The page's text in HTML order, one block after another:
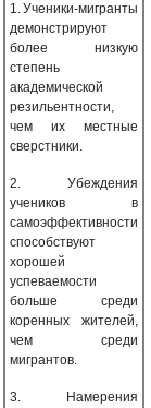
1.Ученики-мигранты
демонстрируют
более низкую
степень
академической
резильентности,
чем их местные
сверстники.
2.
Убеждения
учеников в
самоэффективности
способствуют
хорошей
успеваемости
больше среди
коренных жителей,
чем среди
мигрантов.
3.
Намерения